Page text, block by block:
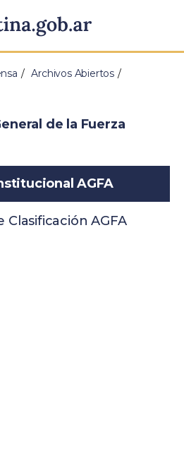
Archivos Abiertos
de la Fuerza
AGFA
Clasificación AGFA